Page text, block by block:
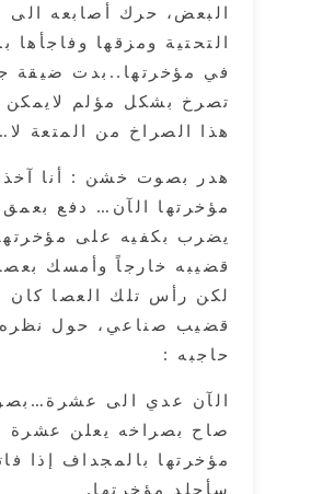
البعض، حرك أصابعه الى
التحتية ومزقها وفاجأها بدفع
في مؤخرتها..بدت ضيقة جداً..
تصرخ بشكل مؤلم لايمكن أن
هذا الصراخ من المتعة لا…
هدر بصوت خشن : أنا آخذ عذرية
مؤخرتها الآن… دفع بعمق بينما
يضرب بكفيه على مؤخرتها ثم
قضيبه خارجاً وأمسك بعصا
لكن رأس تلك العصا كان هناك
قضيب صناعي، حول نظره إلي
حاجبه :
الآن عدي الى عشرة…بصوت
صاح بصراخه يعلن عشرة
مؤخرتها بالمجداف إذا فاتك
سأجلد مؤخرتها.